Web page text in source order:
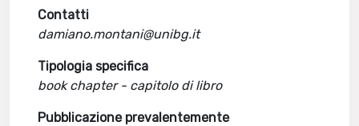
Contatti
damiano.montani@unibg.it
Tipologia specifica
book chapter - capitolo di libro
Pubblicazione prevalentemente